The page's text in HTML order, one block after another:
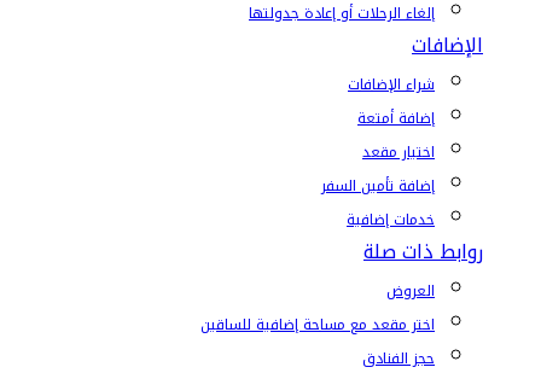
إلغاء الرحلات أو إعادة جدولتها
الإضافات
شراء الإضافات
إضافة أمتعة
اختيار مقعد
إضافة تأمين السفر
خدمات إضافية
روابط ذات صلة
العروض
اختر مقعد مع مساحة إضافية للساقين
حجز الفنادق